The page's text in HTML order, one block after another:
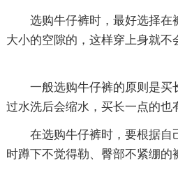
选购牛仔裤时，最好选择在
大小的空隙的，这样穿上身就不
一般选购牛仔裤的原则是买
过水洗后会缩水，买长一点的也
在选购牛仔裤时，要根据自
时蹲下不觉得勒、臀部不紧绷的